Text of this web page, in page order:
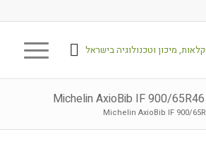
Michelin AxioBib IF 900/